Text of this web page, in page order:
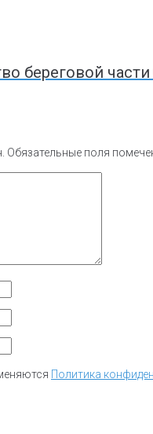
береговой
Обязательные поля
Политика